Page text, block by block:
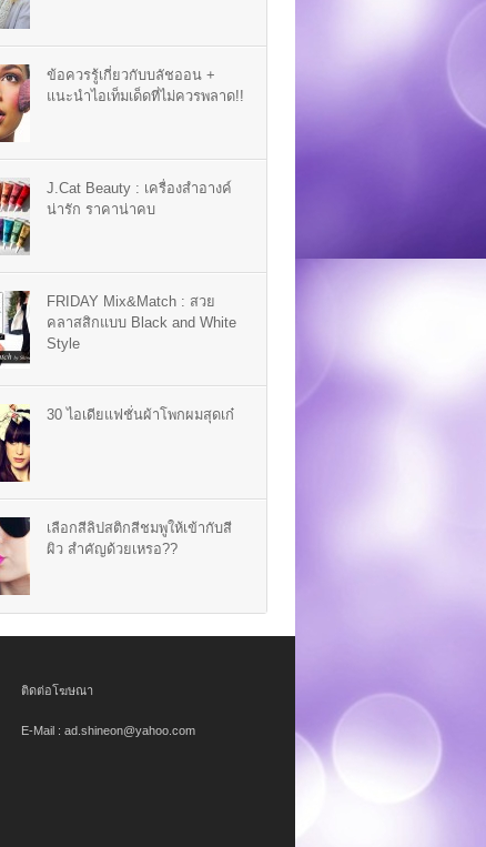
ข้อควรรู้เกี่ยวกับบลัชออน +
แนะนำไอเท็มเด็ดที่ไม่ควรพลาด!!
J.Cat Beauty : เครื่องสำอางค์
น่ารัก ราคาน่าคบ
FRIDAY Mix&Match : สวย
คลาสสิกแบบ Black and White
Style
30 ไอเดียแฟชั่นผ้าโพกผมสุดเก๋
เลือกสีลิปสติกสีชมพูให้เข้ากับสี
ผิว สำคัญด้วยเหรอ??
ติดต่อโฆษณา
E-Mail : ad.shineon@yahoo.com